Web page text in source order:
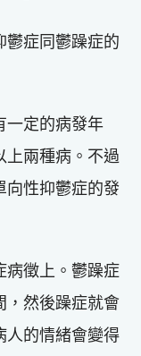
鬱症同鬱躁症的
一定的病發年
上兩種病。不過
向性抑鬱症的發
病徵上。鬱躁症
，然後躁症就會
人的情緒會變得